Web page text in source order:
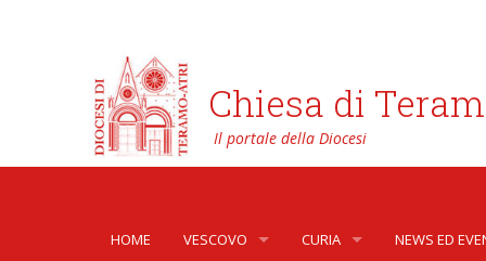
Chiesa di
HOME VESCOVO CURIA NEWS ED